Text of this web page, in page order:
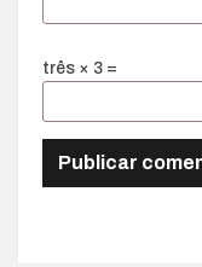
três × 3 =